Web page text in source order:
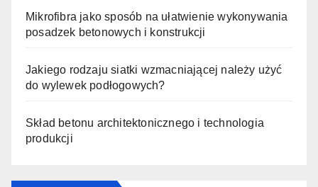
Mikrofibra jako sposób na ułatwienie wykonywania
posadzek betonowych i konstrukcji
Jakiego rodzaju siatki wzmacniającej należy użyć
do wylewek podłogowych?
Skład betonu architektonicznego i technologia
produkcji